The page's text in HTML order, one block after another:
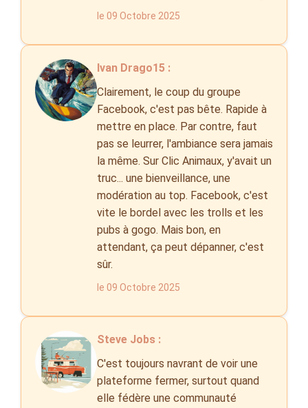
le 09 Octobre 2025
Ivan Drago15 :
Clairement, le coup du groupe
Facebook, c'est pas bête. Rapide à
mettre en place. Par contre, faut
pas se leurrer, l'ambiance sera jamais
la même. Sur Clic Animaux, y'avait un
truc... une bienveillance, une
modération au top. Facebook, c'est
vite le bordel avec les trolls et les
pubs à gogo. Mais bon, en
attendant, ça peut dépanner, c'est
sûr.
le 09 Octobre 2025
Steve Jobs :
C'est toujours navrant de voir une
plateforme fermer, surtout quand
elle fédère une communauté